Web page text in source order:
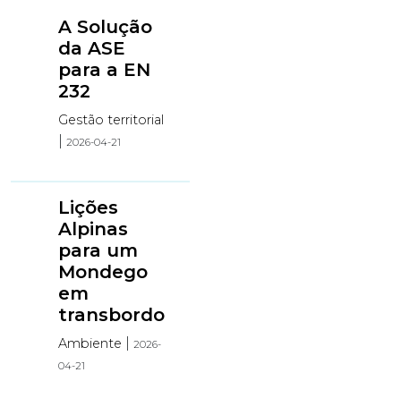
A Solução
da ASE
para a EN
232
Gestão territorial
|2026-04-21
Lições
Alpinas
para um
Mondego
em
transbordo
Ambiente |2026-
04-21